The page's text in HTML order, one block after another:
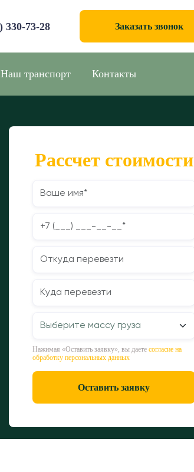
330-73-28 Заказать звонок
Наш транспорт Контакты
Рассчет стоимости
Нажимая «Оставить заявку», вы даете согласие на
обработку персональных данных
Оставить заявку